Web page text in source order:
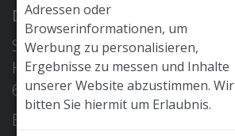
Adressen oder
Browserinformationen, um
Werbung zu personalisieren,
Ergebnisse zu messen und Inhalte
unserer Website abzustimmen. Wir
bitten Sie hiermit um Erlaubnis.
Datenschutz
STOFF & LIEBE GmbH
Hohe Str. 2
68526 Ladenburg
E-Mail: info@stoffundliebe.de